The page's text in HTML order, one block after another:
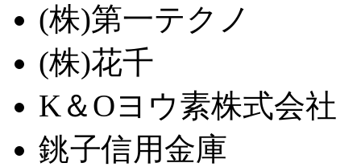
(株)第一テクノ
(株)花千
K＆Oヨウ素株式会社
銚子信用金庫